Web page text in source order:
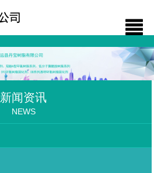
新闻资讯
NEWS